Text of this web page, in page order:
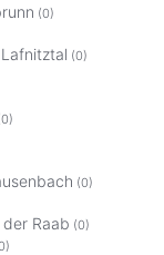
(0)
(0)
(0)
Raab (0)